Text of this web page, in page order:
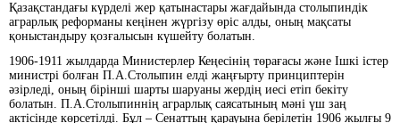
Қазақстандағы күрделі жер қатынастары жағдайында столыпиндік
аграрлық реформаны кеңінен жүргізу өріс алды, оның мақсаты
қоныстандыру қозғалысын күшейту болатын.
1906-1911 жылдарда Министерлер Кеңесінің төрағасы және Ішкі істер
министрі болған П.А.Столыпин елді жаңғырту принциптерін
әзірледі, оның бірінші шарты шаруаны жердің иесі етіп бекіту
болатын. П.А.Столыпиннің аграрлық саясатының мәні үш заң
актісінде көрсетілді. Бұл – Сенаттың қарауына берілетін 1906 жылғы 9